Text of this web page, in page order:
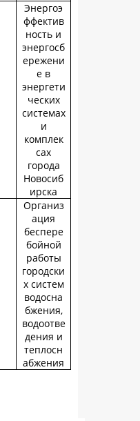
Энергоэ
ффектив
ность и
энергосб
ережени
е в
энергети
ческих
системах
и
комплек
сах
города
Новосиб
ирска
Организ
ация
беспере
бойной
работы
городски
х систем
водосна
бжения,
водоотве
дения и
теплосн
абжения